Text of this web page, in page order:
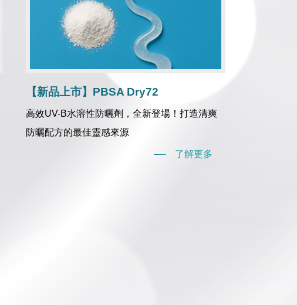
【新品上市】PBSA Dry72
高效UV-B水溶性防曬劑，全新登場！打造清爽
防曬配方的最佳靈感來源
了解更多